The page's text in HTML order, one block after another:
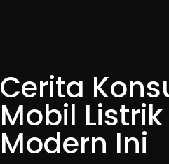
Cerita
Mobil
Modern Ini